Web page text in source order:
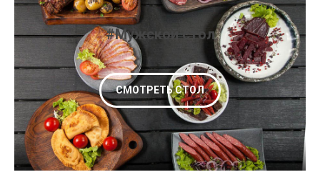
#Мужской стол
СМОТРЕТЬ СТОЛ